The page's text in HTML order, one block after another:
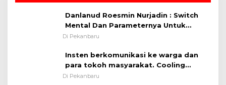
Danlanud Roesmin Nurjadin : Switch
Mental Dan Parameternya Untuk
Melaksanakan ✈
Di Pekanbaru
Insten berkomunikasi ke warga dan
para tokoh masyarakat. Cooling
System OMP LK ²024 Polsek Rumbai,
Di Pekanbaru